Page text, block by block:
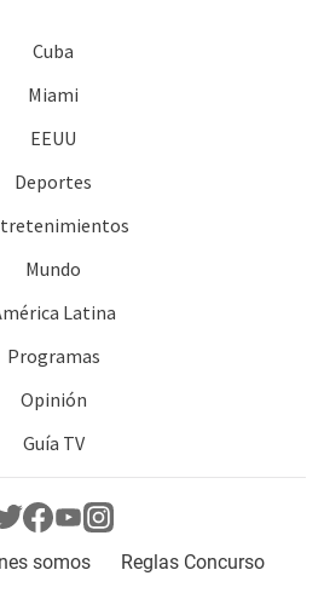
Cuba
Miami
EEUU
Deportes
Mundo
Latina
Programas
Opinión
Guía TV
somos
Reglas Concurso